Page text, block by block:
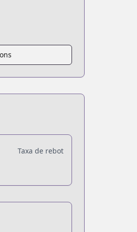
Taxa de rebot